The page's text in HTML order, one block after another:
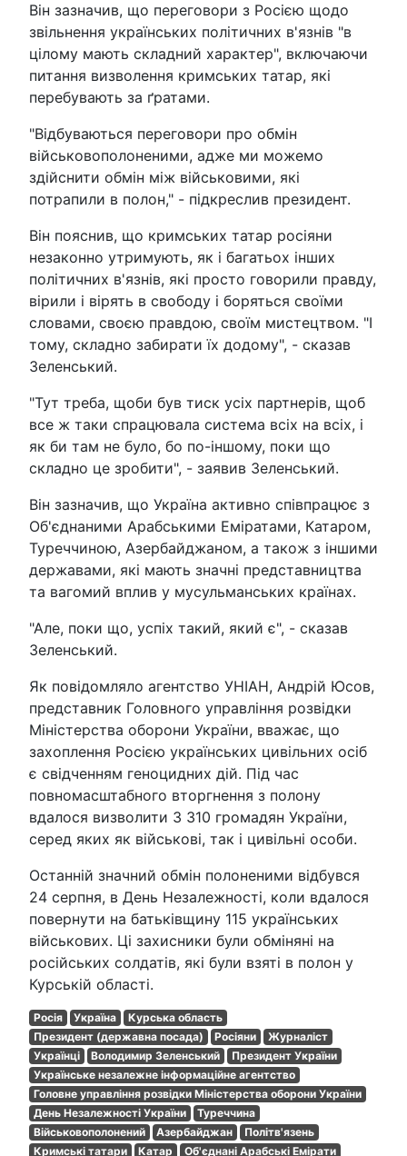
Він зазначив, що переговори з Росією щодо
звільнення українських політичних в'язнів "в
цілому мають складний характер", включаючи
питання визволення кримських татар, які
перебувають за ґратами.
"Відбуваються переговори про обмін
військовополоненими, адже ми можемо
здійснити обмін між військовими, які
потрапили в полон," - підкреслив президент.
Він пояснив, що кримських татар росіяни
незаконно утримують, як і багатьох інших
політичних в'язнів, які просто говорили правду,
вірили і вірять в свободу і боряться своїми
словами, своєю правдою, своїм мистецтвом. "І
тому, складно забирати їх додому", - сказав
Зеленський.
"Тут треба, щоби був тиск усіх партнерів, щоб
все ж таки спрацювала система всіх на всіх, і
як би там не було, бо по-іншому, поки що
складно це зробити", - заявив Зеленський.
Він зазначив, що Україна активно співпрацює з
Об'єднаними Арабськими Еміратами, Катаром,
Туреччиною, Азербайджаном, а також з іншими
державами, які мають значні представництва
та вагомий вплив у мусульманських країнах.
"Але, поки що, успіх такий, який є", - сказав
Зеленський.
Як повідомляло агентство УНІАН, Андрій Юсов,
представник Головного управління розвідки
Міністерства оборони України, вважає, що
захоплення Росією українських цивільних осіб
є свідченням геноцидних дій. Під час
повномасштабного вторгнення з полону
вдалося визволити 3 310 громадян України,
серед яких як військові, так і цивільні особи.
Останній значний обмін полоненими відбувся
24 серпня, в День Незалежності, коли вдалося
повернути на батьківщину 115 українських
військових. Ці захисники були обміняні на
російських солдатів, які були взяті в полон у
Курській області.
Росія Україна
Курська область
Президент (державна посада)
Росіяни
Журналіст
Українці
Володимир Зеленський
Президент України
Українське незалежне інформаційне агентство
Головне управління розвідки Міністерства оборони України
День Незалежності України
Туреччина
Військовополонений
Азербайджан
Політв'язень
Кримські татари
Катар Об'єднані Арабські Емірати